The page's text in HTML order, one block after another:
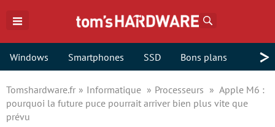
Windows Smartphones SSD Bons plans >
Tomshardware.fr Informatique Processeurs
Apple M6 :
pourquoi la future puce pourrait arriver bien plus vite que
prévu